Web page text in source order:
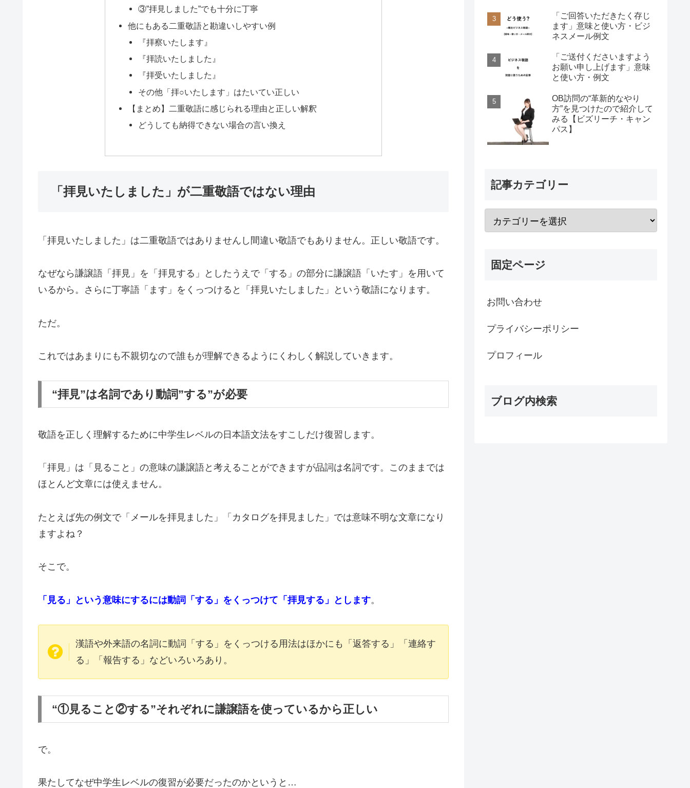
③”拝見しました”でも十分に丁寧
他にもある二重敬語と勘違いしやすい例
『拝察いたします』
『拝読いたしました』
『拝受いたしました』
その他「拝○いたします」はたいてい正しい
【まとめ】二重敬語に感じられる理由と正しい解釈
どうしても納得できない場合の言い換え
「拝見いたしました」が二重敬語ではない理由
「拝見いたしました」は二重敬語ではありませんし間違い敬語でもありません。正しい敬語です。
なぜなら謙譲語「拝見」を「拝見する」としたうえで「する」の部分に謙譲語「いたす」を用いて
いるから。さらに丁寧語「ます」をくっつけると「拝見いたしました」という敬語になります。
ただ。
これではあまりにも不親切なので誰もが理解できるようにくわしく解説していきます。
“拝見”は名詞であり動詞”する”が必要
敬語を正しく理解するために中学生レベルの日本語文法をすこしだけ復習します。
「拝見」は「見ること」の意味の謙譲語と考えることができますが品詞は名詞です。このままでは
ほとんど文章には使えません。
たとえば先の例文で「メールを拝見ました」「カタログを拝見ました」では意味不明な文章になり
ますよね？
そこで。
「見る」という意味にするには動詞「する」をくっつけて「拝見する」とします。
漢語や外来語の名詞に動詞「する」をくっつける用法はほかにも「返答する」「連絡す
る」「報告する」などいろいろあり。
“①見ること②する”それぞれに謙譲語を使っているから正しい
で。
果たしてなぜ中学生レベルの復習が必要だったのかというと…
「ご回答いただきたく存じ
ます」意味と使い方・ビジ
ネスメール例文
「ご送付くださいますよう
お願い申し上げます」意味
と使い方・例文
OB訪問の“革新的なやり
方”を見つけたので紹介して
みる【ビズリーチ・キャン
パス】
記事カテゴリー
固定ページ
お問い合わせ
プライバシーポリシー
プロフィール
ブログ内検索